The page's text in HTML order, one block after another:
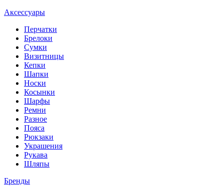
Аксессуары
Перчатки
Брелоки
Сумки
Визитницы
Кепки
Шапки
Носки
Косынки
Шарфы
Ремни
Разное
Пояса
Рюкзаки
Украшения
Рукава
Шляпы
Бренды